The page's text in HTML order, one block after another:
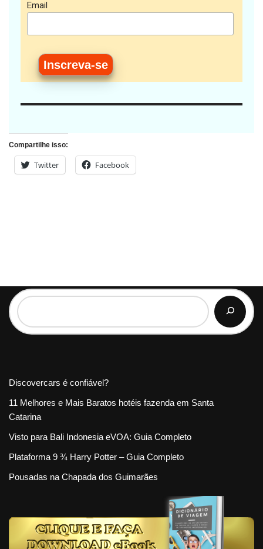
Email
Compartilhe isso:
Twitter Facebook
Discovercars é confiável?
11 Melhores e Mais Baratos hotéis fazenda em Santa
Catarina
Visto para Bali Indonesia eVOA: Guia Completo
Plataforma 9 ¾ Harry Potter – Guia Completo
Pousadas na Chapada dos Guimarães